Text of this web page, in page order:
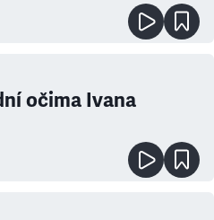
očima Ivana